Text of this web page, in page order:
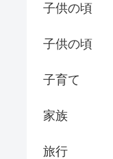
子供の頃
子供の頃
子育て
家族
旅行